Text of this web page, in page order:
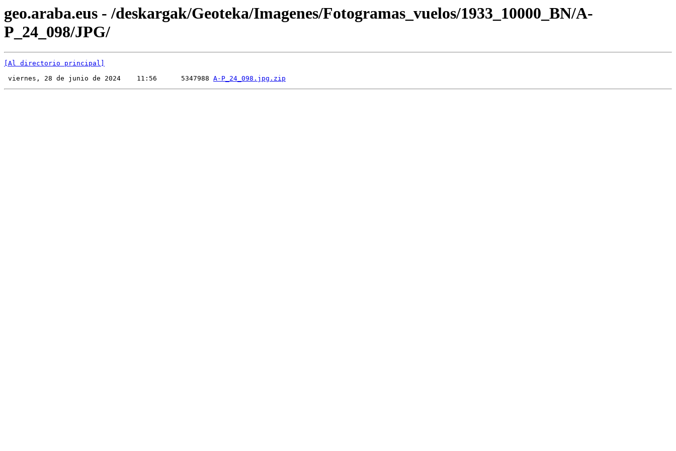
geo.araba.eus - /deskargak/Geoteka/Imagenes/Fotogramas_vuelos/1933_10000_BN/A-
P_24_098/JPG/
[Al directorio principal]
viernes, 28 de junio de 2024    11:56      5347988 A-P_24_098.jpg.zip